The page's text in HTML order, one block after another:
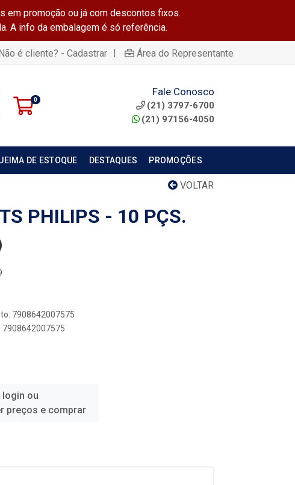
em promoção ou já com descontos fixos.
A info da embalagem é só referência.
é cliente? - Cadastrar | Área do Representante
0
Fale Conosco
(21) 3797-6700
(21) 97156-4050
DE ESTOQUE DESTAQUES PROMOÇÕES
VOLTAR
PHILIPS - 10 PÇS.
7908642007575
7908642007575
login ou
preços e comprar